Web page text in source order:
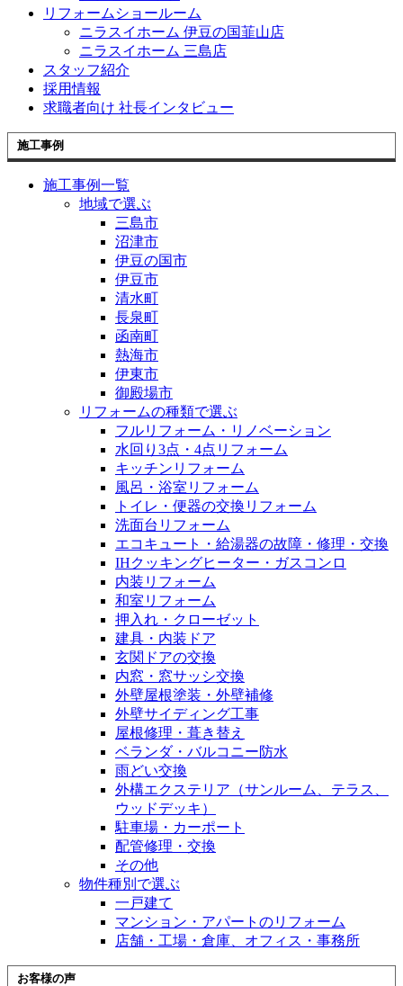
リフォームショールーム
ニラスイホーム 伊豆の国韮山店
ニラスイホーム 三島店
スタッフ紹介
採用情報
求職者向け 社長インタビュー
施工事例
施工事例一覧
地域で選ぶ
三島市
沼津市
伊豆の国市
伊豆市
清水町
長泉町
函南町
熱海市
伊東市
御殿場市
リフォームの種類で選ぶ
フルリフォーム・リノベーション
水回り3点・4点リフォーム
キッチンリフォーム
風呂・浴室リフォーム
トイレ・便器の交換リフォーム
洗面台リフォーム
エコキュート・給湯器の故障・修理・交換
IHクッキングヒーター・ガスコンロ
内装リフォーム
和室リフォーム
押入れ・クローゼット
建具・内装ドア
玄関ドアの交換
内窓・窓サッシ交換
外壁屋根塗装・外壁補修
外壁サイディング工事
屋根修理・葺き替え
ベランダ・バルコニー防水
雨どい交換
外構エクステリア（サンルーム、テラス、
ウッドデッキ）
駐車場・カーポート
配管修理・交換
その他
物件種別で選ぶ
一戸建て
マンション・アパートのリフォーム
店舗・工場・倉庫、オフィス・事務所
お客様の声